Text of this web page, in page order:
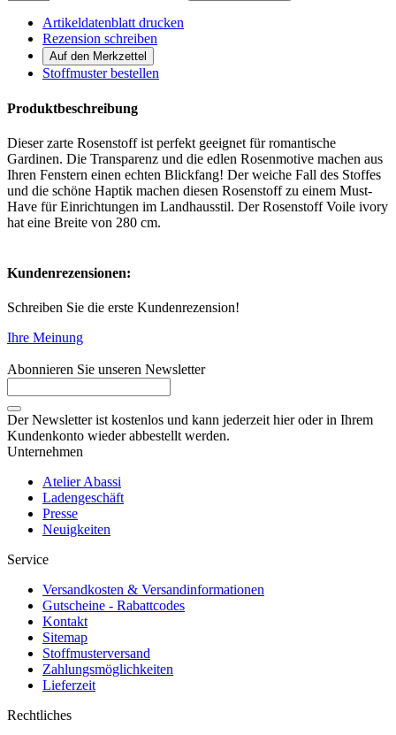
Artikeldatenblatt drucken
Rezension schreiben
Stoffmuster bestellen
Produktbeschreibung
Dieser zarte Rosenstoff ist perfekt geeignet für romantische
Gardinen. Die Transparenz und die edlen Rosenmotive machen aus
Ihren Fenstern einen echten Blickfang! Der weiche Fall des Stoffes
und die schöne Haptik machen diesen Rosenstoff zu einem Must-
Have für Einrichtungen im Landhausstil. Der Rosenstoff Voile ivory
hat eine Breite von 280 cm.
Kundenrezensionen:
Schreiben Sie die erste Kundenrezension!
Ihre Meinung
Abonnieren Sie unseren Newsletter
Der Newsletter ist kostenlos und kann jederzeit hier oder in Ihrem
Kundenkonto wieder abbestellt werden.
Unternehmen
Atelier Abassi
Ladengeschäft
Presse
Neuigkeiten
Service
Versandkosten & Versandinformationen
Gutscheine - Rabattcodes
Kontakt
Sitemap
Stoffmusterversand
Zahlungsmöglichkeiten
Lieferzeit
Rechtliches